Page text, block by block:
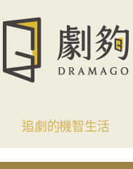
追劇的機智生活